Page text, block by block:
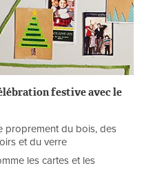
festive avec le
proprement du bois, des
et du verre
les cartes et les